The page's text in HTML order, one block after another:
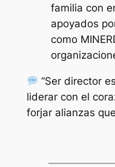
familia con
apoyados
como
“Ser director
liderar con el
forjar alianzas